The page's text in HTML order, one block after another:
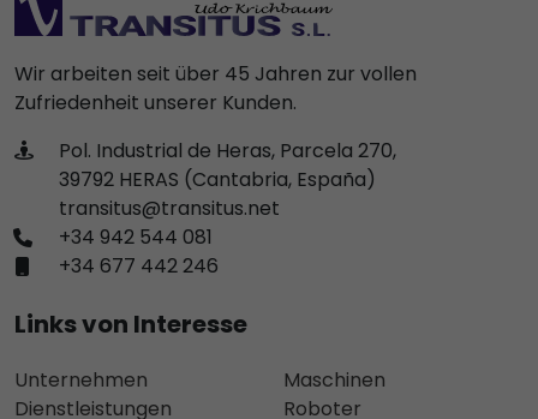
Wir arbeiten seit über 45 Jahren zur vollen
Zufriedenheit unserer Kunden.
Pol. Industrial de Heras, Parcela 270,
39792 HERAS (Cantabria, España)
transitus@transitus.net
+34 942 544 081
+34 677 442 246
Links von Interesse
Unternehmen
Dienstleistungen
Maschinen
Roboter